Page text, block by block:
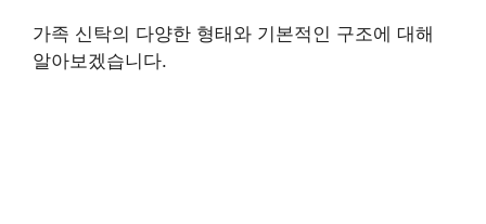
가족 신탁의 다양한 형태와 기본적인 구조에 대해
알아보겠습니다.